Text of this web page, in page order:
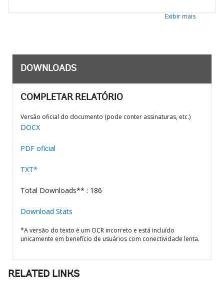
Exibir mais
DOWNLOADS
COMPLETAR RELATÓRIO
Versão oficial do documento (pode conter assinaturas, etc.)
DOCX
PDF oficial
TXT*
Total Downloads** : 186
Download Stats
*A versão do texto é um OCR incorreto e está incluído
unicamente em benefício de usuários com conectividade lenta.
RELATED LINKS